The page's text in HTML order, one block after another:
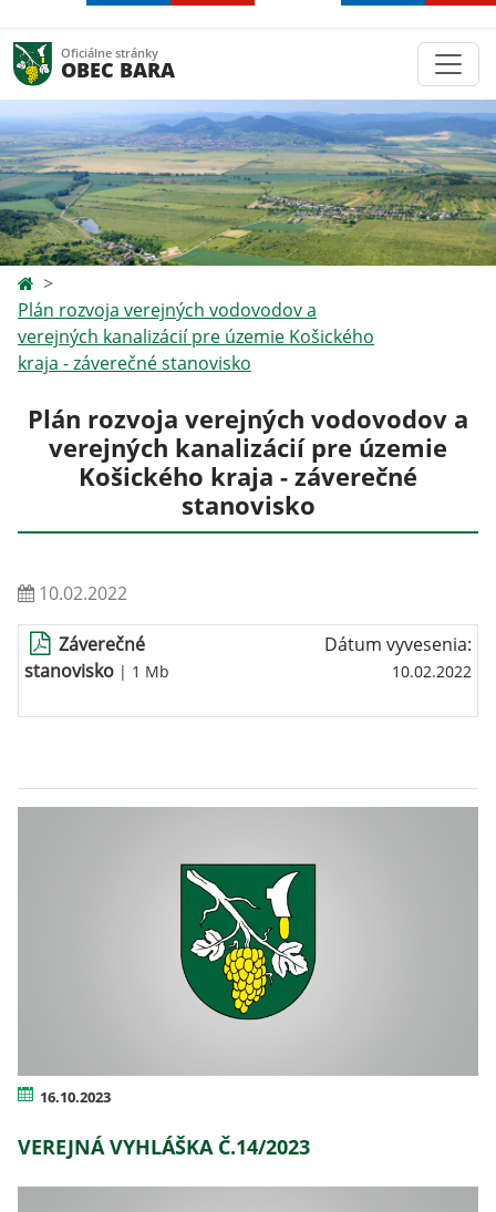
Oficiálne stránky
OBEC BARA
Plán rozvoja verejných vodovodov a
verejných kanalizácií pre územie Košického
kraja - záverečné stanovisko
Plán rozvoja verejných vodovodov a
verejných kanalizácií pre územie
Košického kraja - záverečné
stanovisko
10.02.2022
Záverečné
stanovisko | 1 Mb
Dátum vyvesenia:
10.02.2022
16.10.2023
VEREJNÁ VYHLÁŠKA Č.14/2023